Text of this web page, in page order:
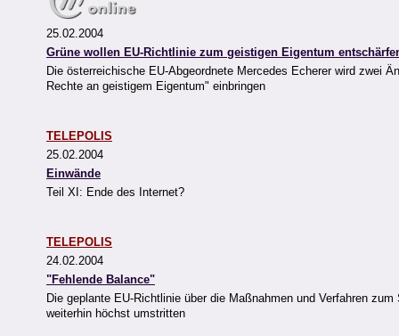
25.02.2004
Grüne wollen EU-Richtlinie zum geistigen Eigentum
Die österreichische EU-Abgeordnete Mercedes Echerer wird zwei
Rechte an geistigem Eigentum" einbringen
TELEPOLIS
25.02.2004
Einwände
Teil XI: Ende des Internet?
TELEPOLIS
24.02.2004
"Fehlende Balance"
Die geplante EU-Richtlinie über die Maßnahmen und Verfahren
weiterhin höchst umstritten